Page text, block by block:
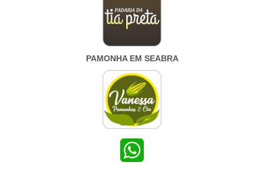
PAMONHA EM SEABRA